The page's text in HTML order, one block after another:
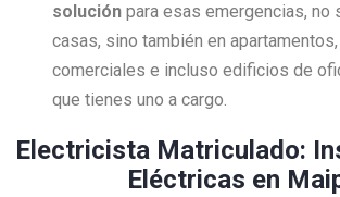
solución para esas emergencias, no
casas, sino también en
comerciales e incluso edificios de
que tienes uno a cargo.
Electricista Matriculado:
Eléctricas en